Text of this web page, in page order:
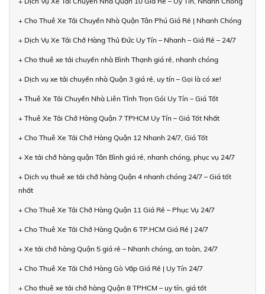
+ Cho Thuê Xe Tải Chuyển Nhà Quận Tân Phú Giá Rẻ | Nhanh Chóng
+ Dịch Vụ Xe Tải Chở Hàng Thủ Đức Uy Tín – Nhanh – Giá Rẻ – 24/7
+ Cho thuê xe tải chuyển nhà Bình Thạnh giá rẻ, nhanh chóng
+ Dịch vụ xe tải chuyển nhà Quận 3 giá rẻ, uy tín – Gọi là có xe!
+ Thuê Xe Tải Chuyển Nhà Liên Tỉnh Trọn Gói Uy Tín – Giá Tốt
+ Thuê Xe Tải Chở Hàng Quận 7 TPHCM Uy Tín – Giá Tốt Nhất
+ Cho Thuê Xe Tải Chở Hàng Quận 12 Nhanh 24/7, Giá Tốt
+ Xe tải chở hàng quận Tân Bình giá rẻ, nhanh chóng, phục vụ 24/7
+ Dịch vụ thuê xe tải chở hàng Quận 4 nhanh chóng 24/7 – Giá tốt
nhất
+ Cho Thuê Xe Tải Chở Hàng Quận 11 Giá Rẻ – Phục Vụ 24/7
+ Cho Thuê Xe Tải Chở Hàng Quận 6 TP.HCM Giá Rẻ | 24/7
+ Xe tải chở hàng Quận 5 giá rẻ – Nhanh chóng, an toàn, 24/7
+ Cho Thuê Xe Tải Chở Hàng Gò Vấp Giá Rẻ | Uy Tín 24/7
+ Cho thuê xe tải chở hàng Quận 8 TPHCM – uy tín, giá tốt